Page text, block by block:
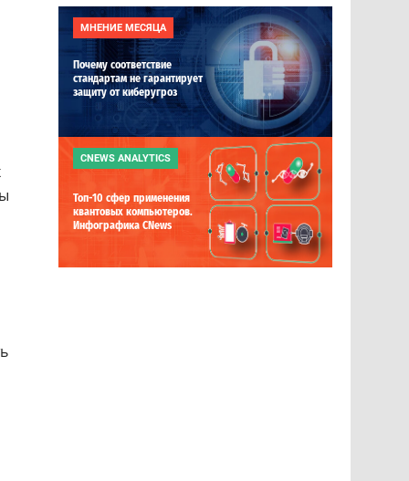
МНЕНИЕ МЕСЯЦА
Почему соответствие
стандартам не гарантирует
защиту от киберугроз
CNEWS ANALYTICS
Топ-10 сфер применения
квантовых компьютеров.
Инфографика CNews